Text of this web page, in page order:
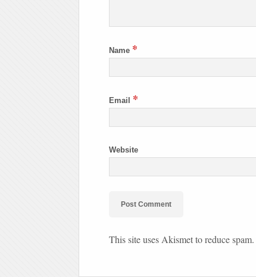
Name *
Email *
Website
This site uses Akismet to reduce spam.